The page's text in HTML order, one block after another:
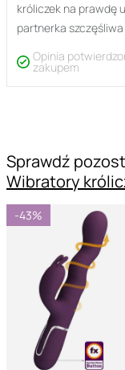
króliczek na prawdę
partnerka szczęśliwa
Opinia
zakupem
Sprawdź
Wibratory
-43%